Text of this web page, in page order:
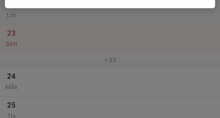
Lör
23
Sön
v.35
24
Mån
25
Tis